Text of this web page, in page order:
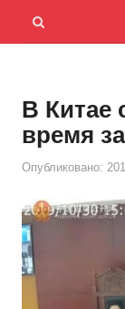
Menu
Открыть
В Китае
время
Опубликовано: